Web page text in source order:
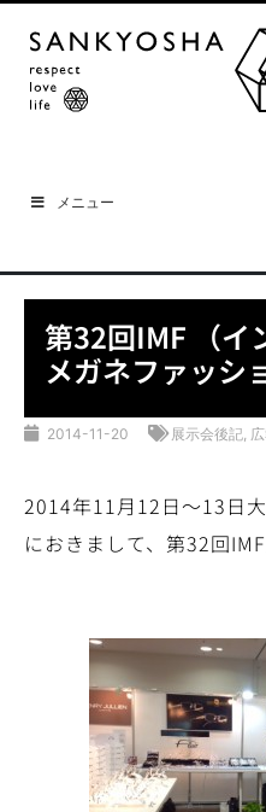
メニュー
第32回IMF （イ
メガネファッシ
2014-11-20 展示会後記,
2014年11月12日～13日
におきまして、第32回